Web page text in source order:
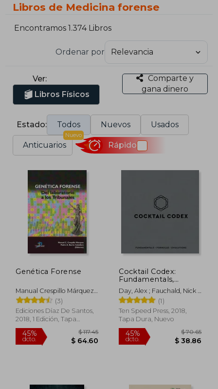
Libros de Medicina forense
Encontramos 1.374 Libros
Ordenar por
Ver:
Libros Físicos
Comparte y
gana dinero
Estado: Todos Nuevos Usados
Anticuarios
Nuevo
Rápido
Genética Forense
Manual Crespillo Márquez;
Pedro Barrio Caballero
(3)
Ediciones Díaz De Santos,
2018, 1 Edición, Tapa
Blanda, Nuevo
Cocktail Codex:
Fundamentals,
Formulas, Evolutions
[a Cocktail Recipe
Book] (en Inglés)
Day, Alex ; Fauchald, Nick ;
Kaplan, David(1)
Ten Speed Press, 2018,
Tapa Dura, Nuevo